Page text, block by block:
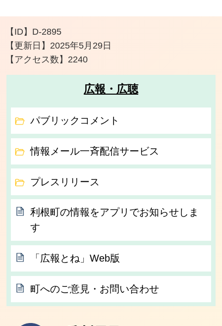
【ID】 D-2895
【更新日】 2025年5月29日
【アクセス数】 2240
広報・広聴
パブリックコメント
情報メール一斉配信サービス
プレスリリース
利根町の情報をアプリでお知らせしま
す
「広報とね」Web版
町へのご意見・お問い合わせ